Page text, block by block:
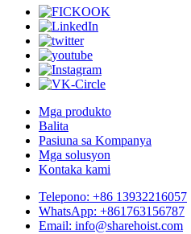
Mga produkto
Balita
Pasiuna sa Kompanya
Mga solusyon
Kontaka kami
Telepono: +86 13932216057
WhatsApp: +861763156787
Email: info@sharehoist.com